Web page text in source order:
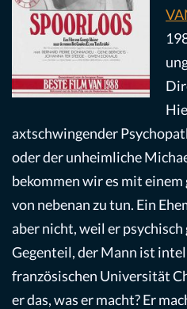
axtschwingender
oder der unheimliche
bekommen wir es mit
von nebenan zu tun. Ein
aber nicht, weil er
Gegenteil, der Mann ist
französischen Universität
er das, was er macht? Er